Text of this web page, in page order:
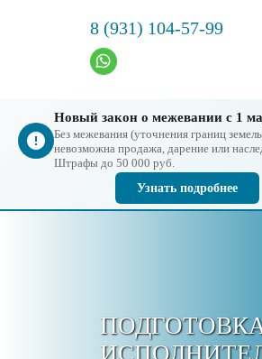
8 (931) 104-57-99
Новый закон о межевании с 1
Без межевания (уточнения границ
невозможна продажа, дарение или
Штрафы до 50 000 руб.
Узнать подробнее